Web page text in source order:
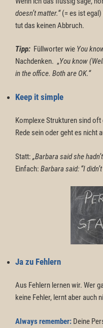
doesn’t matter.“(= es ist egal)
tut das keinen Abbruch.
Tipp: Füllworter wie You
Nachdenken. „You know
in the office. Both are OK.“
Keep it simple
Komplexe Strukturen sind
Rede sein oder geht es nicht
Statt: „Barbara saidshe
Einfach: Barbara said: “I
Ja zu Fehlern
Aus Fehlern lernen wir. Wer
keine Fehler, lernt aber auch
Always remember: Deine